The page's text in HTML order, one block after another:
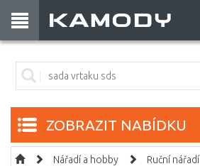
ZOBRAZIT NABÍDKU
Nářadí a hobby Ruční nářadí